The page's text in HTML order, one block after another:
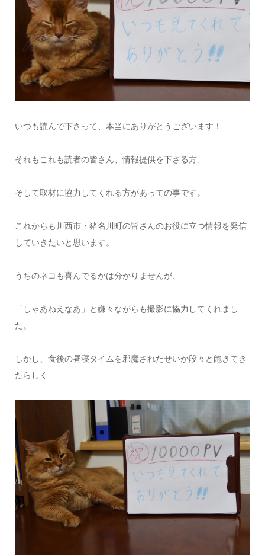
いつも読んで下さって、本当にありがとうございます！
それもこれも読者の皆さん、情報提供を下さる方、
そして取材に協力してくれる方があっての事です。
これからも川西市・猪名川町の皆さんのお役に立つ情報を発信
していきたいと思います。
うちのネコも喜んでるかは分かりませんが、
「しゃあねえなあ」と嫌々ながらも撮影に協力してくれまし
た。
しかし、食後の昼寝タイムを邪魔されたせいか段々と飽きてき
たらしく